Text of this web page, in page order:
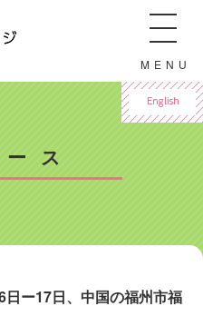
MENU
For English
ース
ー17日、中国の福州市福